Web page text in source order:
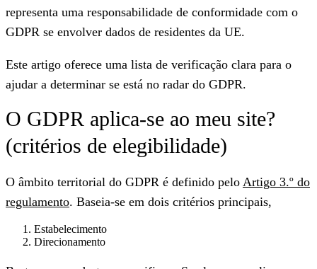
representa uma responsabilidade de conformidade com o
GDPR se envolver dados de residentes da UE.
Este artigo oferece uma lista de verificação clara para o
ajudar a determinar se está no radar do GDPR.
O GDPR aplica-se ao meu site?
(critérios de elegibilidade)
O âmbito territorial do GDPR é definido pelo Artigo 3.º do
regulamento. Baseia-se em dois critérios principais,
Estabelecimento
Direcionamento